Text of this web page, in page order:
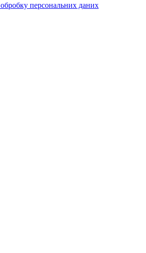
обробку персональних даних